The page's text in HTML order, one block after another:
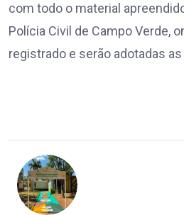
com todo o material
Polícia Civil de Campo Verde,
registrado e serão adotadas